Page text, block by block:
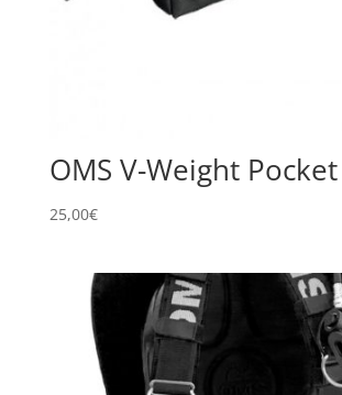
OMS V-Weight Pocket
25,00€